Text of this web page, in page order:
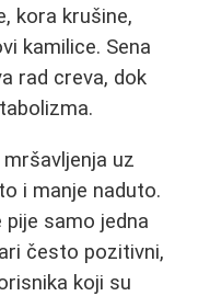
kora krušine,
kamilice. Sena
rad creva, dok
uz
i manje naduto.
samo jedna
često pozitivni,
koji su